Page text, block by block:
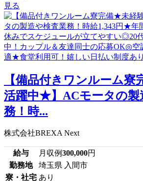
見る
【備品付きワンルーム
活躍中★】ACモータの製
務！時...
株式会社BREXA Next
給与 月収例300,000円
勤務地
埼玉県 入間市
寮・社宅 あり